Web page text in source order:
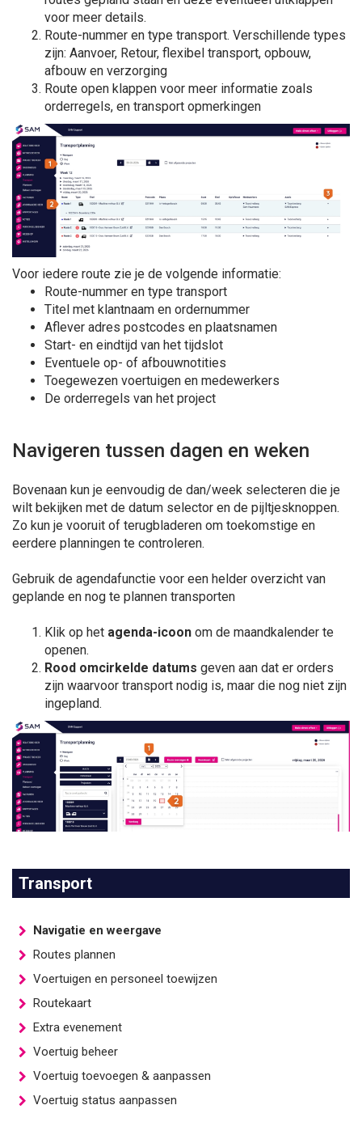
voor meer details.
Route-nummer en type transport. ​​​​Verschillende types
zijn: Aanvoer, Retour, flexibel transport, opbouw,
afbouw en verzorging
Route open klappen voor meer informatie zoals
orderregels, en transport opmerkingen
Voor iedere route zie je de volgende informatie:
Route-nummer en type transport
Titel met klantnaam en ordernummer
Aflever adres postcodes en plaatsnamen
Start- en eindtijd van het tijdslot
Eventuele op- of afbouwnotities
Toegewezen voertuigen en medewerkers
De orderregels van het project
Navigeren tussen dagen en weken
Bovenaan kun je eenvoudig de dan/week selecteren die je
wilt bekijken met de datum selector en de pijltjesknoppen.
Zo kun je vooruit of terugbladeren om toekomstige en
eerdere planningen te controleren.
Gebruik de agendafunctie voor een helder overzicht van
geplande en nog te plannen transporten
Klik op het agenda-icoon om de maandkalender te
openen.
Rood omcirkelde datums geven aan dat er orders
zijn waarvoor transport nodig is, maar die nog niet zijn
ingepland.
Transport
Navigatie en weergave
Routes plannen
Voertuigen en personeel toewijzen
Routekaart
Extra evenement
Voertuig beheer
Voertuig toevoegen & aanpassen
Voertuig status aanpassen